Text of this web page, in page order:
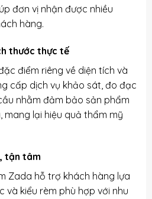
đơn vị nhận được nhiều
hàng.
thước thực tế
điểm riêng về diện tích và
cấp dịch vụ khảo sát, đo đạc
nhằm đảm bảo sản phẩm
mang lại hiệu quả thẩm mỹ
tận tâm
Zada hỗ trợ khách hàng lựa
và kiểu rèm phù hợp với nhu